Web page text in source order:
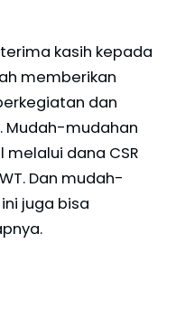
kasih kepada
memberikan
dan
Mudah-mudahan
melalui dana CSR
Dan mudah-
juga bisa